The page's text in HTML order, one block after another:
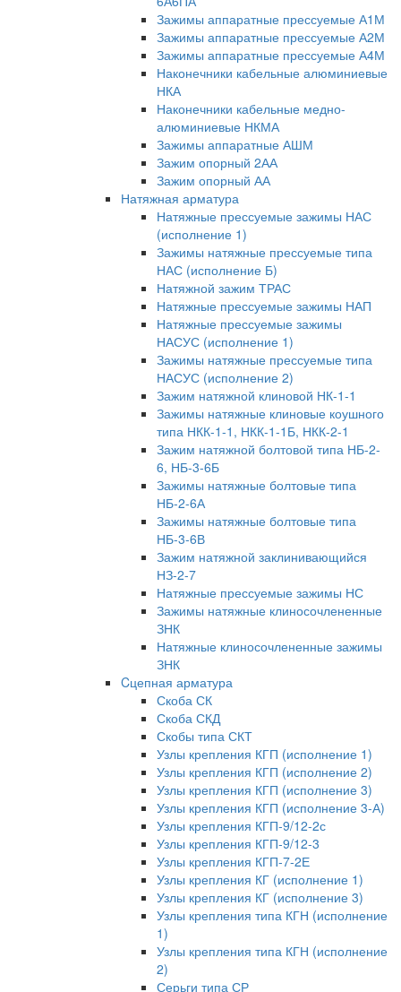
Зажимы аппаратные прессуемые А1М
Зажимы аппаратные прессуемые А2М
Зажимы аппаратные прессуемые А4М
Наконечники кабельные алюминиевые
НКА
Наконечники кабельные медно-
алюминиевые НКМА
Зажимы аппаратные АШМ
Зажим опорный 2АА
Зажим опорный АА
Натяжная арматура
Натяжные прессуемые зажимы НАС
(исполнение 1)
Зажимы натяжные прессуемые типа
НАС (исполнение Б)
Натяжной зажим ТРАС
Натяжные прессуемые зажимы НАП
Натяжные прессуемые зажимы
НАСУС (исполнение 1)
Зажимы натяжные прессуемые типа
НАСУС (исполнение 2)
Зажим натяжной клиновой НК-1-1
Зажимы натяжные клиновые коушного
типа НКК-1-1, НКК-1-1Б, НКК-2-1
Зажим натяжной болтовой типа НБ-2-
6, НБ-3-6Б
Зажимы натяжные болтовые типа
НБ-2-6А
Зажимы натяжные болтовые типа
НБ-3-6В
Зажим натяжной заклинивающийся
НЗ-2-7
Натяжные прессуемые зажимы НС
Зажимы натяжные клиносочлененные
ЗНК
Натяжные клиносочлененные зажимы
ЗНК
Cцепная арматура
Скоба СК
Скоба СКД
Скобы типа СКТ
Узлы крепления КГП (исполнение 1)
Узлы крепления КГП (исполнение 2)
Узлы крепления КГП (исполнение 3)
Узлы крепления КГП (исполнение 3-А)
Узлы крепления КГП-9/12-2с
Узлы крепления КГП-9/12-3
Узлы крепления КГП-7-2Е
Узлы крепления КГ (исполнение 1)
Узлы крепления КГ (исполнение 3)
Узлы крепления типа КГН (исполнение
1)
Узлы крепления типа КГН (исполнение
2)
Серьги типа СР